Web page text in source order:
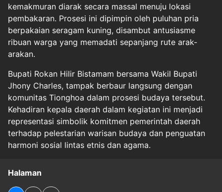
kemakmuran diarak secara massal menuju lokasi
pembakaran. Prosesi ini dipimpin oleh puluhan pria
berpakaian seragam kuning, disambut antusiasme
ribuan warga yang memadati sepanjang rute arak-
arakan.
Bupati Rokan Hilir Bistamam bersama Wakil Bupati
Jhony Charles, tampak berbaur langsung dengan
komunitas Tionghoa dalam prosesi budaya tersebut.
Kehadiran kepala daerah dalam kegiatan ini menjadi
representasi simbolik komitmen pemerintah daerah
terhadap pelestarian warisan budaya dan penguatan
harmoni sosial lintas etnis dan agama.
Halaman